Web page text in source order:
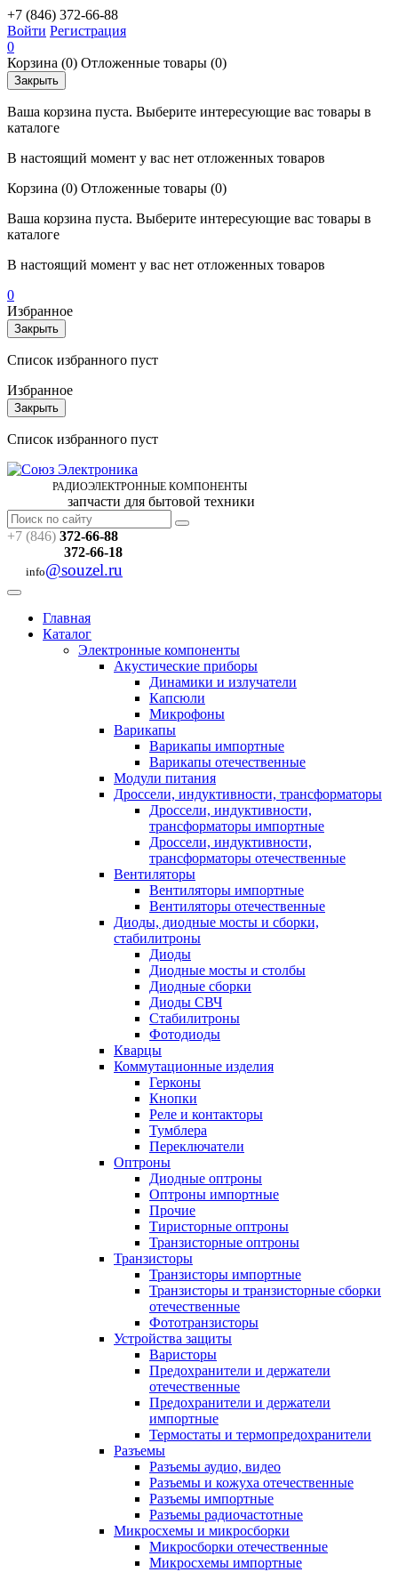
+7 (846) 372-66-88
Войти Регистрация
0
Корзина (0) Отложенные товары (0)
Закрыть
Ваша корзина пуста. Выберите интересующие вас товары в
каталоге
В настоящий момент у вас нет отложенных товаров
Корзина (0) Отложенные товары (0)
Ваша корзина пуста. Выберите интересующие вас товары в
каталоге
В настоящий момент у вас нет отложенных товаров
0
Избранное
Закрыть
Список избранного пуст
Избранное
Закрыть
Список избранного пуст
РАДИОЭЛЕКТРОННЫЕ КОМПОНЕНТЫ
запчасти для бытовой техники
+7 (846) 372-66-88
372-66-18
info@souzel.ru
Главная
Каталог
Электронные компоненты
Акустические приборы
Динамики и излучатели
Капсюли
Микрофоны
Варикапы
Варикапы импортные
Варикапы отечественные
Модули питания
Дроссели, индуктивности, трансформаторы
Дроссели, индуктивности,
трансформаторы импортные
Дроссели, индуктивности,
трансформаторы отечественные
Вентиляторы
Вентиляторы импортные
Вентиляторы отечественные
Диоды, диодные мосты и сборки,
стабилитроны
Диоды
Диодные мосты и столбы
Диодные сборки
Диоды СВЧ
Стабилитроны
Фотодиоды
Кварцы
Коммутационные изделия
Герконы
Кнопки
Реле и контакторы
Тумблера
Переключатели
Оптроны
Диодные оптроны
Оптроны импортные
Прочие
Тиристорные оптроны
Транзисторные оптроны
Транзисторы
Транзисторы импортные
Транзисторы и транзисторные сборки
отечественные
Фототранзисторы
Устройства защиты
Варисторы
Предохранители и держатели
отечественные
Предохранители и держатели
импортные
Термостаты и термопредохранители
Разъемы
Разъемы аудио, видео
Разъемы и кожуха отечественные
Разъемы импортные
Разъемы радиочастотные
Микросхемы и микросборки
Микросборки отечественные
Микросхемы импортные